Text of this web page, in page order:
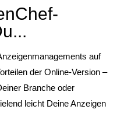
auf
der Online-Version –
Branche oder
leicht Deine Anzeigen